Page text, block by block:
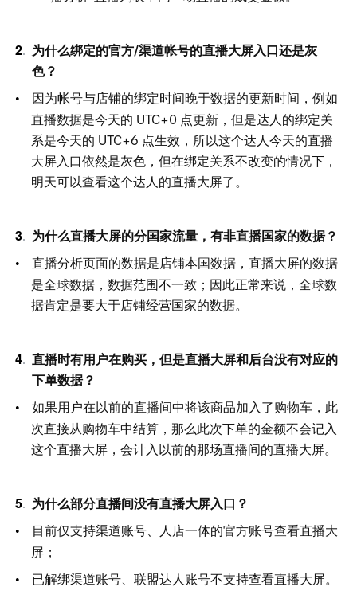
为什么绑定的官方/渠道帐号的直播大屏入口还是灰
色？
因为帐号与店铺的绑定时间晚于数据的更新时间，例如
直播数据是今天的 UTC+0 点更新，但是达人的绑定关
系是今天的 UTC+6 点生效，所以这个达人今天的直播
大屏入口依然是灰色，但在绑定关系不改变的情况下，
明天可以查看这个达人的直播大屏了。
为什么直播大屏的分国家流量，有非直播国家的数据？
直播分析页面的数据是店铺本国数据，直播大屏的数据
是全球数据，数据范围不一致；因此正常来说，全球数
据肯定是要大于店铺经营国家的数据。
直播时有用户在购买，但是直播大屏和后台没有对应的
下单数据？
如果用户在以前的直播间中将该商品加入了购物车，此
次直接从购物车中结算，那么此次下单的金额不会记入
这个直播大屏，会计入以前的那场直播间的直播大屏。
为什么部分直播间没有直播大屏入口？
目前仅支持渠道账号、人店一体的官方账号查看直播大
屏；
已解绑渠道账号、联盟达人账号不支持查看直播大屏。